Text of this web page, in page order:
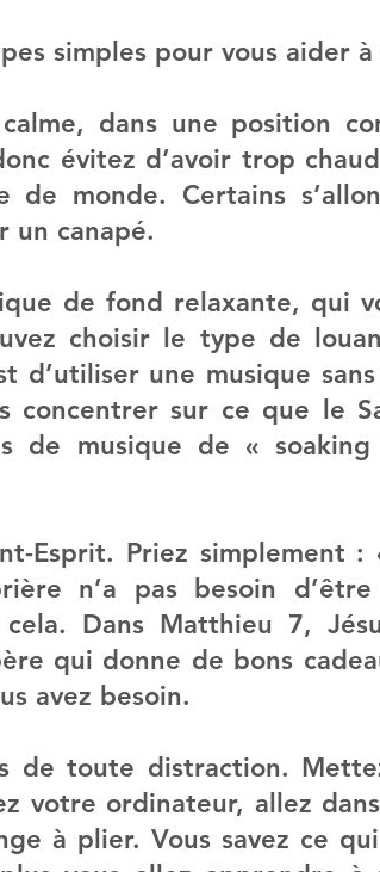
simples pour vous aider à
dans une position
évitez d’avoir trop
de monde. Certains
un canapé.
de fond relaxante, qui
choisir le type de
d’utiliser une musique
concentrer sur ce que le
de musique de «
Esprit. Priez simplement :
n’a pas besoin
Dans Matthieu 7,
qui donne de bons
avez besoin.
de toute distraction.
votre ordinateur, allez
à plier. Vous savez ce